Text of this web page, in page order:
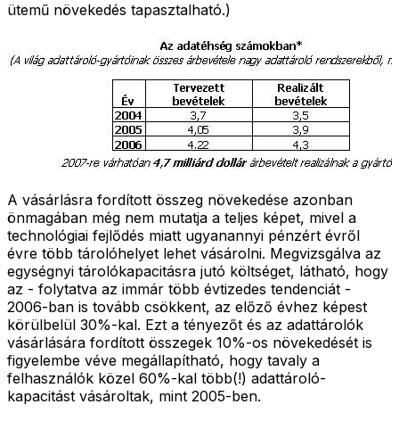
ütemű növekedés tapasztalható.)
A vásárlásra fordított összeg növekedése azonban
önmagában még nem mutatja a teljes képet, mivel a
technológiai fejlődés miatt ugyanannyi pénzért évről
évre több tárolóhelyet lehet vásárolni. Megvizsgálva az
egységnyi tárolókapacitásra jutó költséget, látható, hogy
az - folytatva az immár több évtizedes tendenciát -
2006-ban is tovább csökkent, az előző évhez képest
körülbelül 30%-kal. Ezt a tényezőt és az adattárolók
vásárlására fordított összegek 10%-os növekedését is
figyelembe véve megállapítható, hogy tavaly a
felhasználók közel 60%-kal több(!) adattároló-
kapacitást vásároltak, mint 2005-ben.